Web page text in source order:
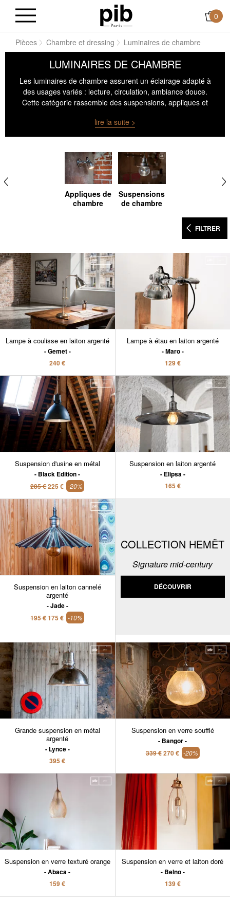
0
Pièces Chambre et dressing Luminaires de chambre
LUMINAIRES DE CHAMBRE
Les luminaires de chambre assurent un éclairage adapté à
des usages variés : lecture, circulation, ambiance douce.
Cette catégorie rassemble des suspensions, appliques et
suréclairer l’espace. Chaque luminaire chambre est
sélectionné pour sa capacité à créer des zones lumineuses
d’usage. L’objectif est d’assurer un confort visuel constant,
tout en maintenant une cohérence formelle avec les
matériaux et volumes présents dans la pièce.
lire la suite >
Appliques de
chambre
Suspensions
de chambre
FILTRER
Lampe à coulisse en laiton argenté
Gemet
240 €
Lampe à étau en laiton argenté
Maro
129 €
Suspension d'usine en métal
Black Edition
285 €225 € -20%
Suspension en laiton argenté
Elipsa
165 €
Suspension en laiton cannelé
argenté
Jade
195 €175 € -10%
COLLECTION HEMËT
Signature mid-century
DÉCOUVRIR
Grande suspension en métal
argenté
Lynce
395 €
Suspension en verre soufflé
Bangor
339 €270 € -20%
Suspension en verre texturé orange
Abaca
159 €
Suspension en verre et laiton doré
Belno
139 €